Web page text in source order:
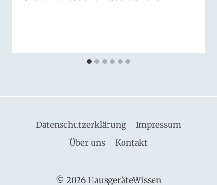
Datenschutzerklärung
Impressum
Über uns
Kontakt
© 2026 HausgeräteWissen